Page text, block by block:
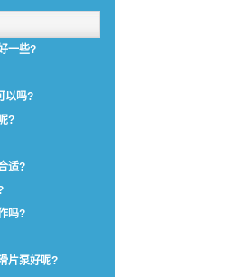
一些?
以吗?
?
适?
吗?
片泵好呢?